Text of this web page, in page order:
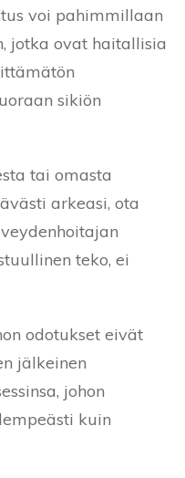
voi pahimmillaan
jotka ovat haitallisia
sikiön
tai omasta
arkeasi, ota
teko, ei
odotukset eivät
jälkeinen
johon
kuin